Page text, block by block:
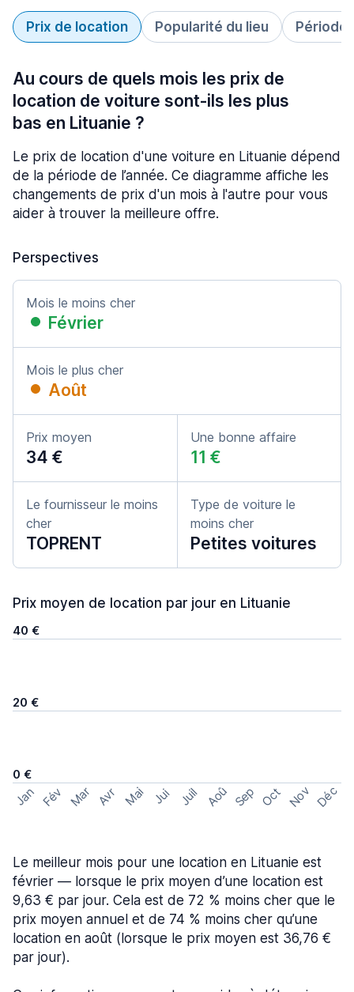
Prix de location Popularité du lieu Période
Au cours de quels mois les prix de
location de voiture sont-ils les plus
bas en Lituanie ?
Le prix de location d'une voiture en Lituanie dépend
de la période de l’année. Ce diagramme affiche les
changements de prix d'un mois à l'autre pour vous
aider à trouver la meilleure offre.
Perspectives
Mois le moins cher
Février
Mois le plus cher
Août
Prix moyen
34 €
Une bonne affaire
11 €
Le fournisseur le moins
cher
TOPRENT
Type de voiture le
moins cher
Petites voitures
Prix moyen de location par jour en Lituanie
40 €
20 €
0 €
Jan Fév Mar Avr Mai Jui Juil Aoû Sep Oct Nov Déc
Le meilleur mois pour une location en Lituanie est
février — lorsque le prix moyen d’une location est
9,63 € par jour. Cela est de 72 % moins cher que le
prix moyen annuel et de 74 % moins cher qu’une
location en août (lorsque le prix moyen est 36,76 €
par jour).